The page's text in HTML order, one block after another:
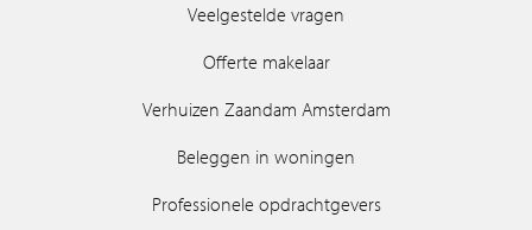
Veelgestelde vragen
Offerte makelaar
Verhuizen Zaandam Amsterdam
Beleggen in woningen
Professionele opdrachtgevers